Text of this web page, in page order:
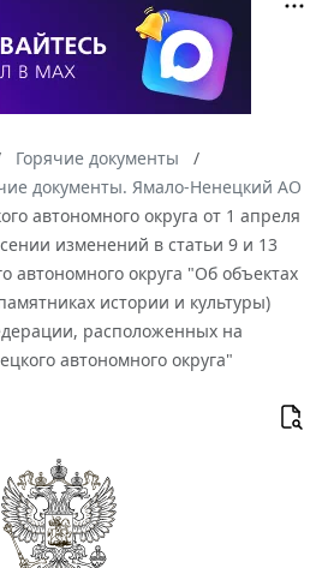
Горячие документы
документы. Ямало-Ненецкий АО
автономного округа от 1 апреля
изменений в статьи 9 и 13
автономного округа "Об объектах
истории и культуры)
расположенных на
автономного округа"